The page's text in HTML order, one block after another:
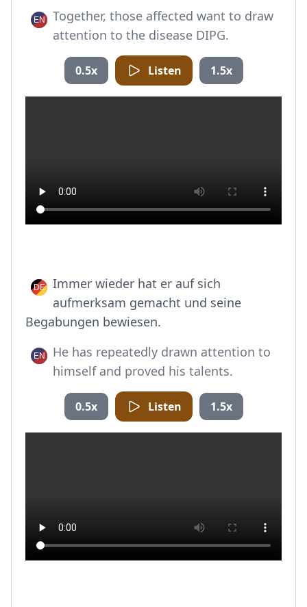
Together, those affected want to draw
attention to the disease DIPG.
0.5x Listen 1.5x
Immer wieder hat er auf sich
aufmerksam gemacht und seine
Begabungen bewiesen.
He has repeatedly drawn attention to
himself and proved his talents.
0.5x Listen 1.5x